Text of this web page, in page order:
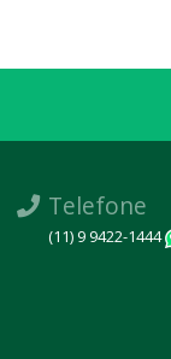
Telefone
(11) 9 9422-1444